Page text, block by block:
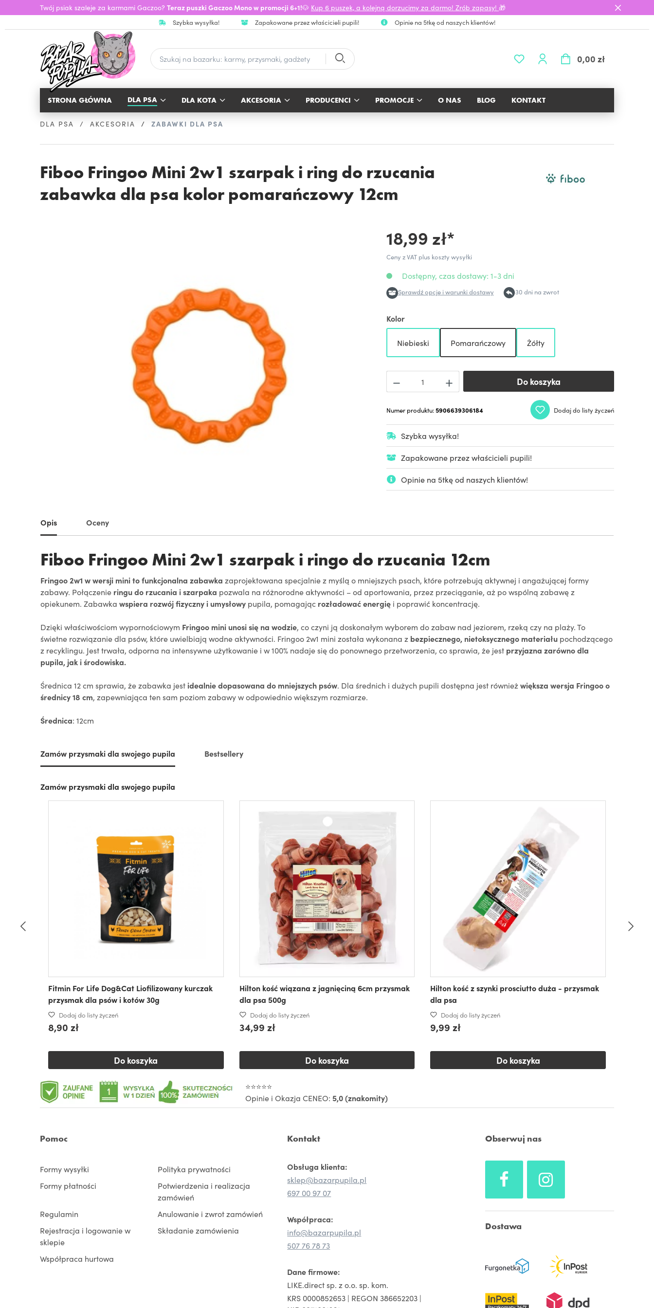
Twój psiak szaleje za karmami Gaczoo? Teraz puszki Gaczoo Mono w promocji 6+1!🐶 Kup 6 puszek, a kolejną dorzucimy za darmo! Zrób zapasy! 🎁
Szybka wysyłka! Zapakowane przez właścicieli pupili! Opinie na 5tkę od naszych klientów!
0,00 zł
STRONA GŁÓWNA BLOG
DLA PSA DLA KOTA AKCESORIA PRODUCENCI PROMOCJE O NAS KONTAKT
DLA PSA AKCESORIA ZABAWKI DLA PSA
Fiboo Fringoo Mini 2w1 szarpak i ring do rzucania
zabawka dla psa kolor pomarańczowy 12cm
18,99 zł*
Ceny z VAT plus koszty wysyłki
Dostępny, czas dostawy: 1-3 dni
Sprawdź opcje i warunki dostawy 30 dni na zwrot
Kolor
Niebieski Pomarańczowy Żółty
Do koszyka
Do koszyka
Numer produktu:5906639306184 Dodaj do listy życzeń
Szybka wysyłka!
Zapakowane przez właścicieli pupili!
Opinie na 5tkę od naszych klientów!
Opis Oceny
Fiboo Fringoo Mini 2w1 szarpak i ringo do rzucania 12cm
Fringoo 2w1 w wersji mini to funkcjonalna zabawka zaprojektowana specjalnie z myślą o mniejszych psach, które potrzebują aktywnej i angażującej formy
zabawy. Połączenie ringu do rzucania i szarpaka pozwala na różnorodne aktywności – od aportowania, przez przeciąganie, aż po wspólną zabawę z
opiekunem. Zabawka wspiera rozwój fizyczny i umysłowy pupila, pomagając rozładować energię i poprawić koncentrację.
Dzięki właściwościom wypornościowym Fringoo mini unosi się na wodzie, co czyni ją doskonałym wyborem do zabaw nad jeziorem, rzeką czy na plaży. To
świetne rozwiązanie dla psów, które uwielbiają wodne aktywności. Fringoo 2w1 mini została wykonana z bezpiecznego, nietoksycznego materiału pochodzącego
z recyklingu. Jest trwała, odporna na intensywne użytkowanie i w 100% nadaje się do ponownego przetworzenia, co sprawia, że jest przyjazna zarówno dla
pupila, jak i środowiska.
Średnica 12 cm sprawia, że zabawka jest idealnie dopasowana do mniejszych psów. Dla średnich i dużych pupili dostępna jest równieżwiększa wersja Fringoo o
średnicy 18 cm, zapewniająca ten sam poziom zabawy w odpowiednio większym rozmiarze.
Średnica: 12cm
Zamów przysmaki dla swojego pupila Bestsellery
Zamów przysmaki dla swojego pupila
Fitmin For Life Dog&Cat Liofilizowany kurczak
przysmak dla psów i kotów 30g
Dodaj do listy życzeń
8,90 zł
Do koszyka
Hilton kość wiązana z jagnięciną 6cm przysmak
dla psa 500g
Dodaj do listy życzeń
34,99 zł
Do koszyka
Hilton kość z szynki prosciutto duża - przysmak
dla psa
Dodaj do listy życzeń
9,99 zł
Do koszyka
⭐⭐⭐⭐⭐
Opinie i Okazja CENEO: 5,0 (znakomity)
Pomoc
Formy wysyłki
Polityka prywatności
Formy płatności
Potwierdzenia i realizacja
zamówień
Regulamin
Anulowanie i zwrot zamówień
Rejestracja i logowanie w
sklepie
Składanie zamówienia
Współpraca hurtowa
Kontakt
Obsługa klienta:
sklep@bazarpupila.pl
697 00 97 07
Współpraca:
info@bazarpupila.pl
507 76 78 73
Dane firmowe:
LIKE.direct sp. z o.o. sp. kom.
KRS 0000852653 | REGON 386652203 |
Obserwuj nas
Dostawa